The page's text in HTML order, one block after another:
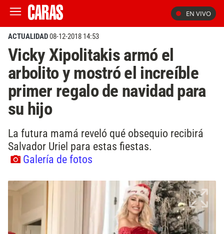
EN VIVO
ACTUALIDAD08-12-2018 14:53
Vicky Xipolitakis armó el
arbolito y mostró el increíble
primer regalo de navidad para
su hijo
La futura mamá reveló qué obsequio recibirá
Salvador Uriel para estas fiestas.
Galería de fotos